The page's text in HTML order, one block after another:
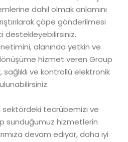
dahil olmak anlamını
çöpe gönderilmesi
destekleyebilirsiniz.
alanında yetkin ve
hizmet veren Group
ve kontrollü elektronik
sektördeki tecrübemizi ve
sunduğumuz hizmetlerin
devam ediyor, daha iyi